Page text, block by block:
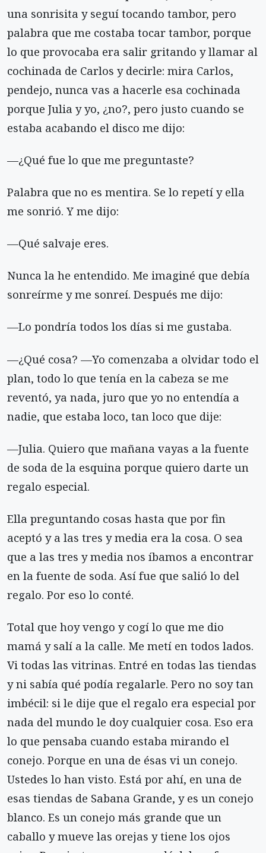
una sonrisita y seguí tocando tambor, pero
palabra que me costaba tocar tambor, porque
lo que provocaba era salir gritando y llamar al
cochinada de Carlos y decirle: mira Carlos,
pendejo, nunca vas a hacerle esa cochinada
porque Julia y yo, ¿no?, pero justo cuando se
estaba acabando el disco me dijo:
—¿Qué fue lo que me preguntaste?
Palabra que no es mentira. Se lo repetí y ella
me sonrió. Y me dijo:
—Qué salvaje eres.
Nunca la he entendido. Me imaginé que debía
sonreírme y me sonreí. Después me dijo:
—Lo pondría todos los días si me gustaba.
—¿Qué cosa? —Yo comenzaba a olvidar todo el
plan, todo lo que tenía en la cabeza se me
reventó, ya nada, juro que yo no entendía a
nadie, que estaba loco, tan loco que dije:
—Julia. Quiero que mañana vayas a la fuente
de soda de la esquina porque quiero darte un
regalo especial.
Ella preguntando cosas hasta que por fin
aceptó y a las tres y media era la cosa. O sea
que a las tres y media nos íbamos a encontrar
en la fuente de soda. Así fue que salió lo del
regalo. Por eso lo conté.
Total que hoy vengo y cogí lo que me dio
mamá y salí a la calle. Me metí en todos lados.
Vi todas las vitrinas. Entré en todas las tiendas
y ni sabía qué podía regalarle. Pero no soy tan
imbécil: si le dije que el regalo era especial por
nada del mundo le doy cualquier cosa. Eso era
lo que pensaba cuando estaba mirando el
conejo. Porque en una de ésas vi un conejo.
Ustedes lo han visto. Está por ahí, en una de
esas tiendas de Sabana Grande, y es un conejo
blanco. Es un conejo más grande que un
caballo y mueve las orejas y tiene los ojos